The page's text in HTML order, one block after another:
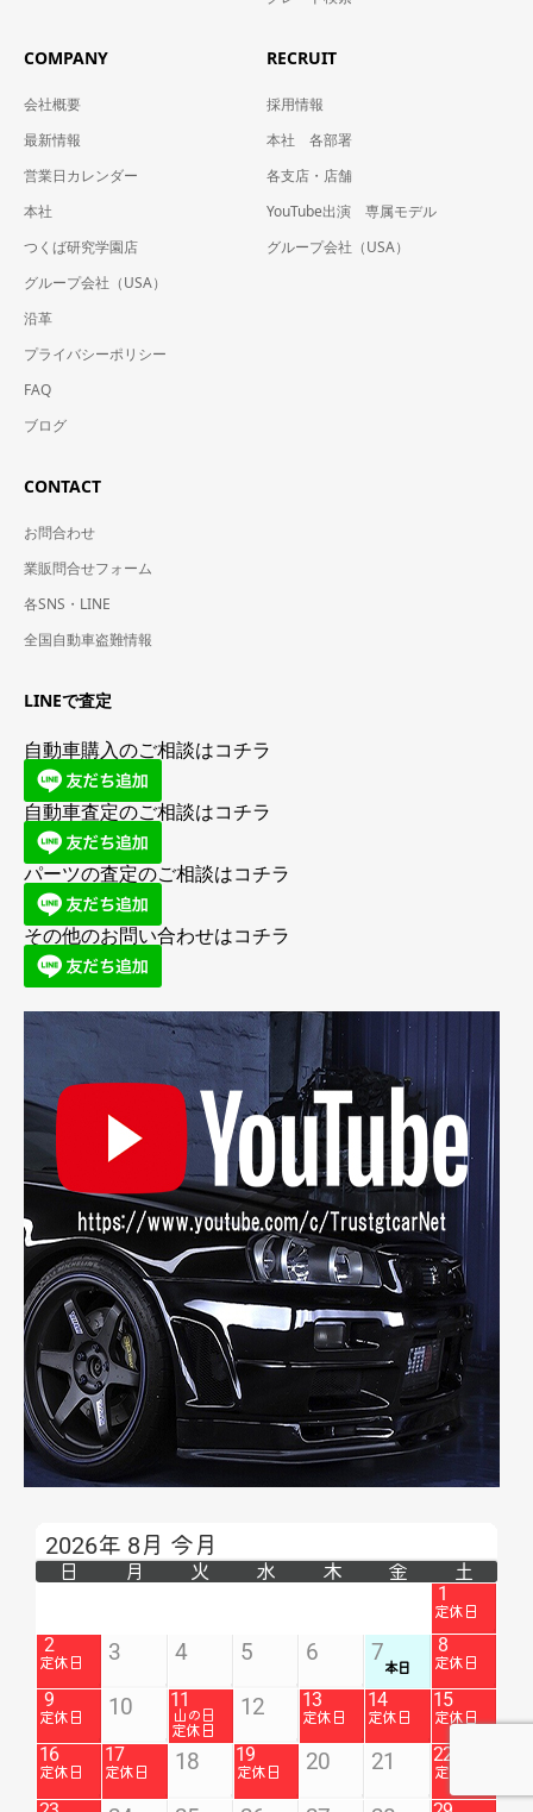
COMPANY
会社概要
最新情報
営業日カレンダー
本社
つくば研究学園店
グループ会社（USA）
沿革
プライバシーポリシー
FAQ
ブログ
RECRUIT
採用情報
本社 各部署
各支店・店舗
YouTube出演 専属モデル
グループ会社（USA）
CONTACT
お問合わせ
業販問合せフォーム
各SNS・LINE
全国自動車盗難情報
LINEで査定
自動車購入のご相談はコチラ
自動車査定のご相談はコチラ
パーツの査定のご相談はコチラ
その他のお問い合わせはコチラ